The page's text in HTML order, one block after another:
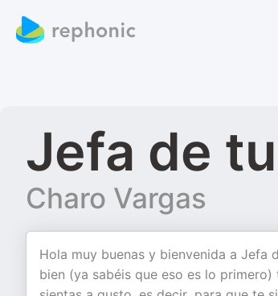
Jefa de
Charo Vargas
Hola muy buenas y bienvenida a Jefa
bien (ya sabéis que eso es lo